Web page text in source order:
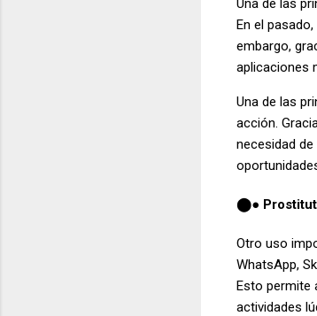
Una de las
En el
embargo,
aplicaciones
Una de las
acción.
necesidad
⬤●
Otro uso
WhatsApp,
Esto permite
actividades